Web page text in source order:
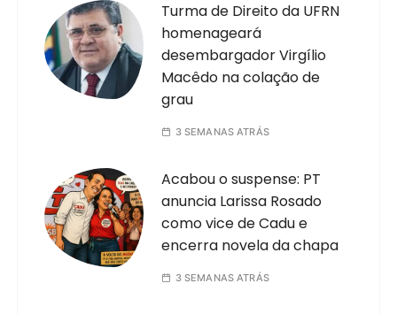
Turma de Direito da UFRN
homenageará
desembargador Virgílio
Macêdo na colação de
grau
3 SEMANAS ATRÁS
Acabou o suspense: PT
anuncia Larissa Rosado
como vice de Cadu e
encerra novela da chapa
3 SEMANAS ATRÁS